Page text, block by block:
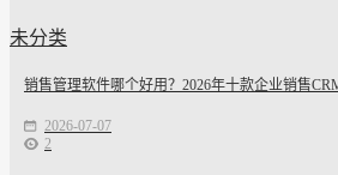
未分类
销售管理软件哪个好用？2026年十款企业销售
2026-07-07
2